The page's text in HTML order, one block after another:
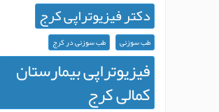
دکتر فیزیوتراپی کرج
طب سوزنی طب سوزنی در کرج
فیزیوتراپی بیمارستان
کمالی کرج